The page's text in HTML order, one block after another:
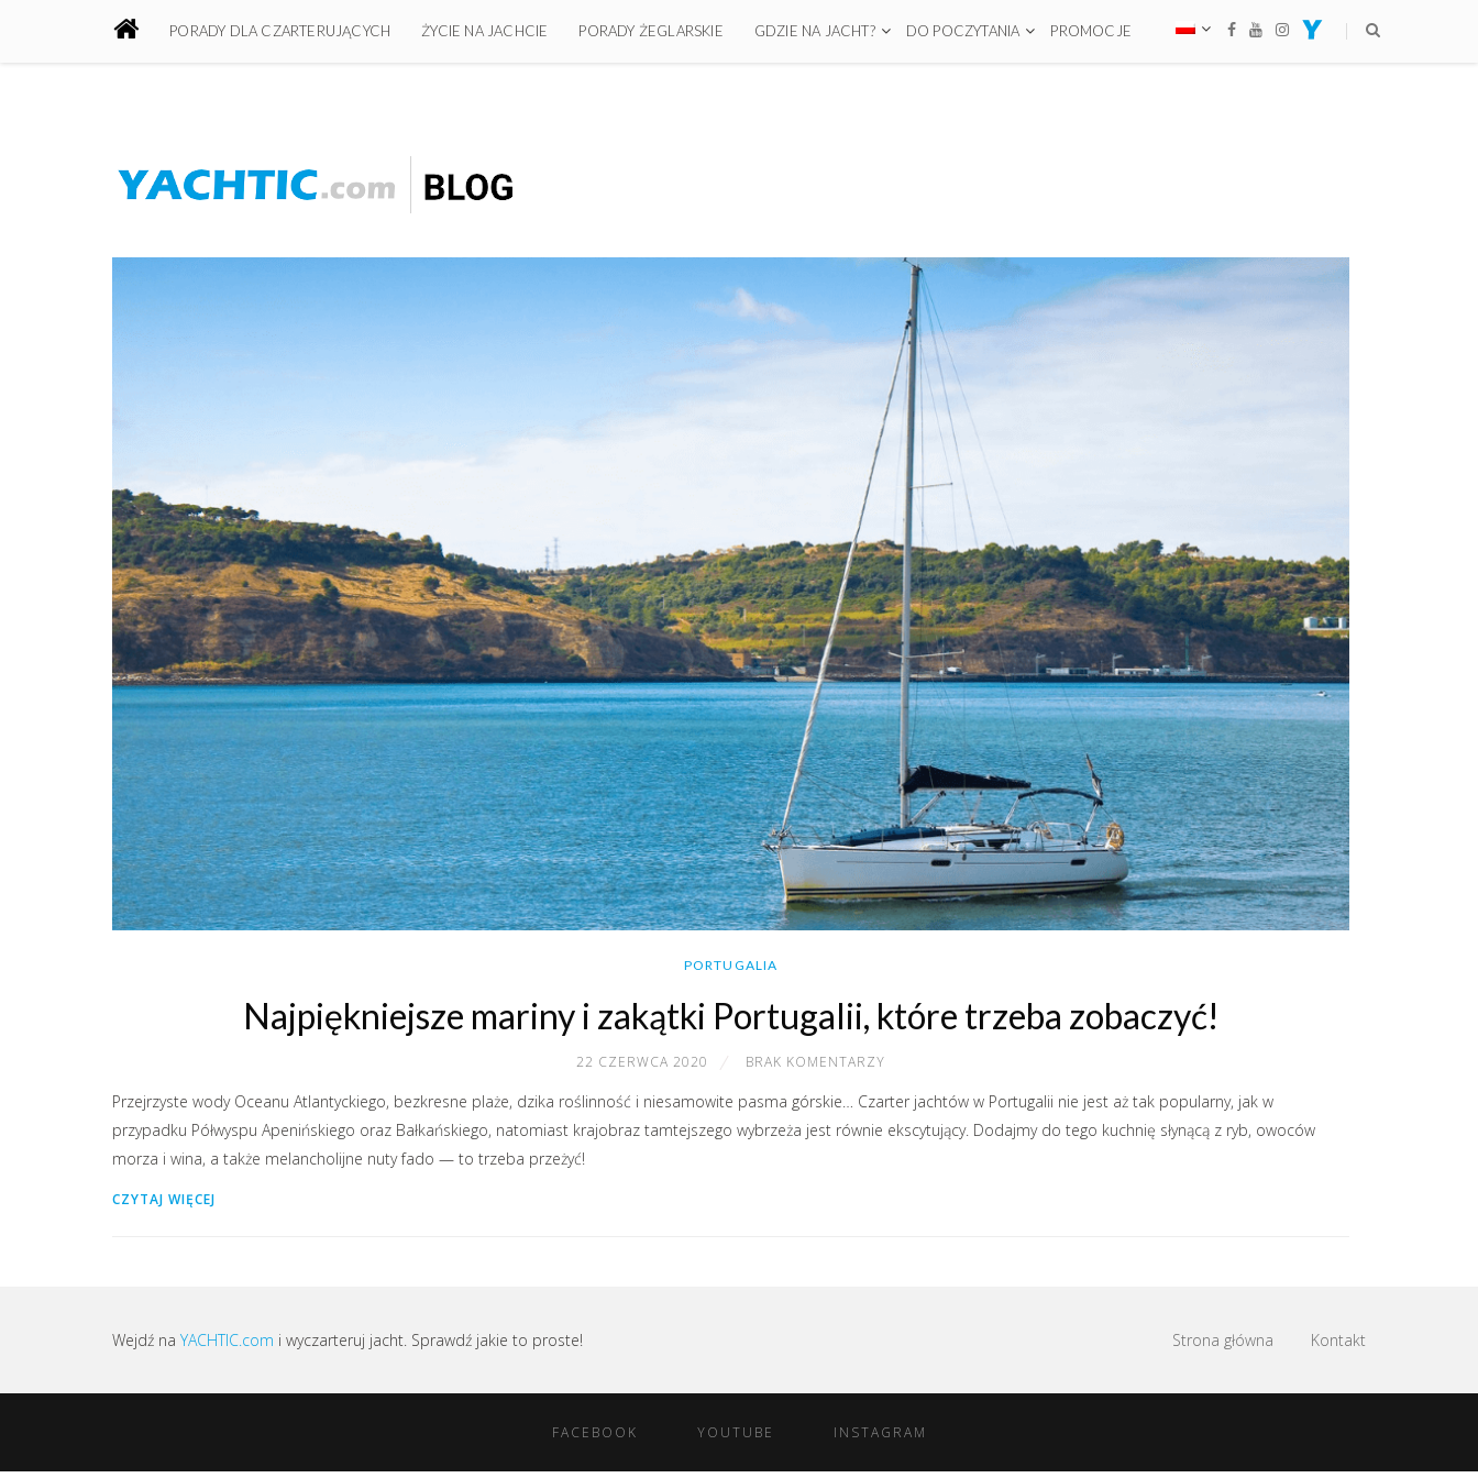
PORADY DLA CZARTERUJĄCYCH ŻYCIE NA JACHCIE PORADY ŻEGLARSKIE GDZIE NA JACHT? DO POCZYTANIA PROMOCJE
PORTUGALIA
Najpiękniejsze mariny i zakątki Portugalii, które trzeba zobaczyć!
22 CZERWCA 2020 BRAK KOMENTARZY
Przejrzyste wody Oceanu Atlantyckiego, bezkresne plaże, dzika roślinność i niesamowite pasma górskie… Czarter jachtów w Portugalii nie jest aż tak popularny, jak w
przypadku Półwyspu Apenińskiego oraz Bałkańskiego, natomiast krajobraz tamtejszego wybrzeża jest równie ekscytujący. Dodajmy do tego kuchnię słynącą z ryb, owoców
morza i wina, a także melancholijne nuty fado — to trzeba przeżyć!
CZYTAJ WIĘCEJ
Wejdź na YACHTIC.com i wyczarteruj jacht. Sprawdź jakie to proste! Strona główna Kontakt
FACEBOOK YOUTUBE INSTAGRAM